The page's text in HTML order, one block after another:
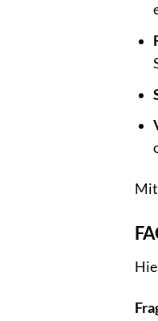
Mit